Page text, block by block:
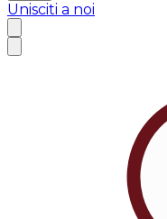
Unisciti a noi